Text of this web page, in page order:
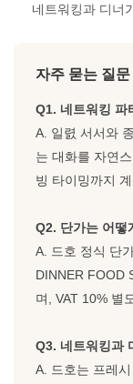
네트워킹과 디너
자주 묻는 질문
Q1. 네트워킹 파
A. 일렰 서서와
는 대화를 자연
빙 타이밍까지
Q2. 단가는 어떻
A. 드호 정식 단
DINNER FOOD
며, VAT 10% 별
Q3. 네트워킹과
A. 드호는 프레